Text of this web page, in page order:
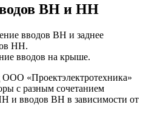
ВН и НН
вводов ВН и заднее
НН.
вводов на крыше.
«Проектэлектротехника»
с разным сочетанием
и вводов ВН в зависимости от